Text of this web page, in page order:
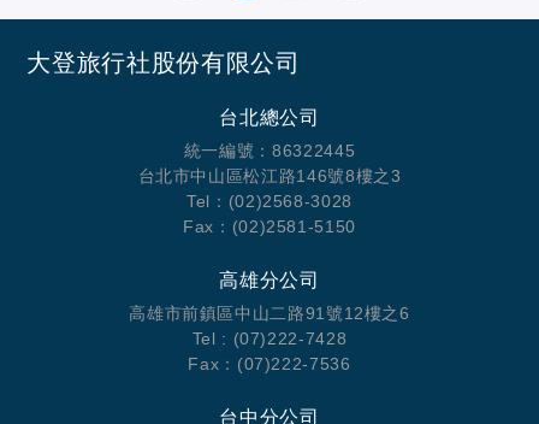
大登旅行社股份有限公司
台北總公司
統一編號：86322445
台北市中山區松江路146號8樓之3
Tel：(02)2568-3028
Fax：(02)2581-5150
高雄分公司
高雄市前鎮區中山二路91號12樓之6
Tel : (07)222-7428
Fax：(07)222-7536
台中分公司